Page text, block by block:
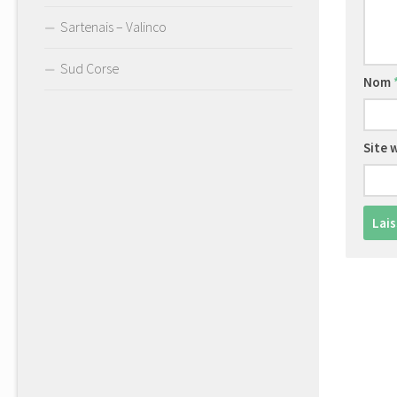
Nom
Site
Sartenais – Valinco
Sud Corse